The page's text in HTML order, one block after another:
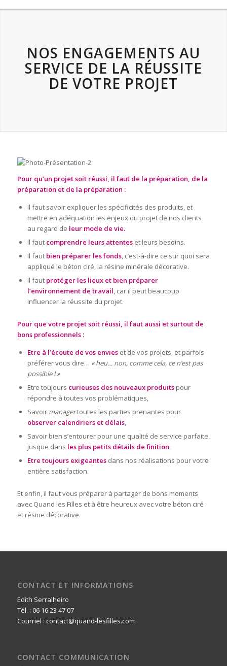
NOS ENGAGEMENTS AU
SERVICE DE LA RÉUSSITE
DE VOTRE PROJET
Pour qu’un projet soit réussi, il faut de la préparation, de la
préparation et de la préparation :
Il faut savoir expliquer les spécificités des produits, et
mettre en adéquation les enjeux du projet de nos clients
au regard de leur mode de vie.
Il faut comprendre leurs attenteset leurs besoins.
Il faut bien préparer les fonds, c’est-à-dire ce sur quoi sera
appliqué le béton ciré, la résine minérale décorative.
Il faut protéger les lieux et bien préparer
l’environnement de travail, car il peut beaucoup
influencer la réussite du projet.
Pour que votre projet soit réussi, il faut aussi et surtout de
bons professionnels :
Etre à l’écoute de vos envieset de vos projets, et parfois
préférer vous dire… « heu… non, comme cela, ce n’est pas
possible ! »
Etre toujours curieuses des nouveaux produitspour
répondre à toutes vos problématiques,
Savoir managertoutes les parties prenantes pour
observer calendriers et délais,
Savoir bien s’entourer pour une qualité de service parfaite,
jusque dans les plus petits détails de finition,
Etre toujours exigeantesdans nos réalisations pour votre
entière satisfaction.
Et enfin, il faut vous préparer à partager de bons moments
avec Quand les Filles et à être heureux avec votre béton ciré
et résine décorative.
CONTACT ET INFORMATIONS
Edith Serralheiro
Tél. : 06 16 23 47 07
Courriel : contact@quand-lesfilles.com
CONTACT COMMUNICATION